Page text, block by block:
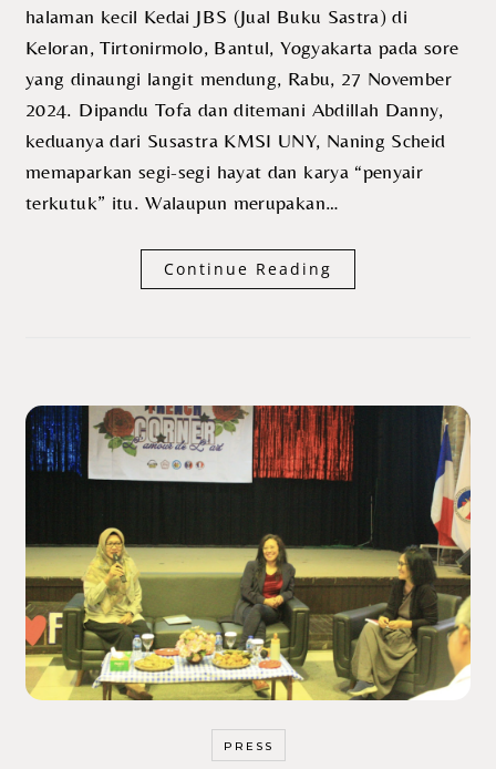
halaman kecil Kedai JBS (Jual Buku Sastra) di
Keloran, Tirtonirmolo, Bantul, Yogyakarta pada sore
yang dinaungi langit mendung, Rabu, 27 November
2024. Dipandu Tofa dan ditemani Abdillah Danny,
keduanya dari Susastra KMSI UNY, Naning Scheid
memaparkan segi-segi hayat dan karya “penyair
terkutuk” itu. Walaupun merupakan…
Continue Reading
PRESS